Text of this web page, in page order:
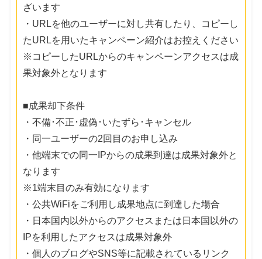
ざいます
・URLを他のユーザーに対し共有したり、コピーし
たURLを用いたキャンペーン紹介はお控えください
※コピーしたURLからのキャンペーンアクセスは成
果対象外となります
■成果却下条件
・不備･不正･虚偽･いたずら･キャンセル
・同一ユーザーの2回目のお申し込み
・他端末での同一IPからの成果到達は成果対象外と
なります
※1端末目のみ有効になります
・公共WiFiをご利用し成果地点に到達した場合
・日本国内以外からのアクセスまたは日本国以外の
IPを利用したアクセスは成果対象外
・個人のブログやSNS等に記載されているリンク